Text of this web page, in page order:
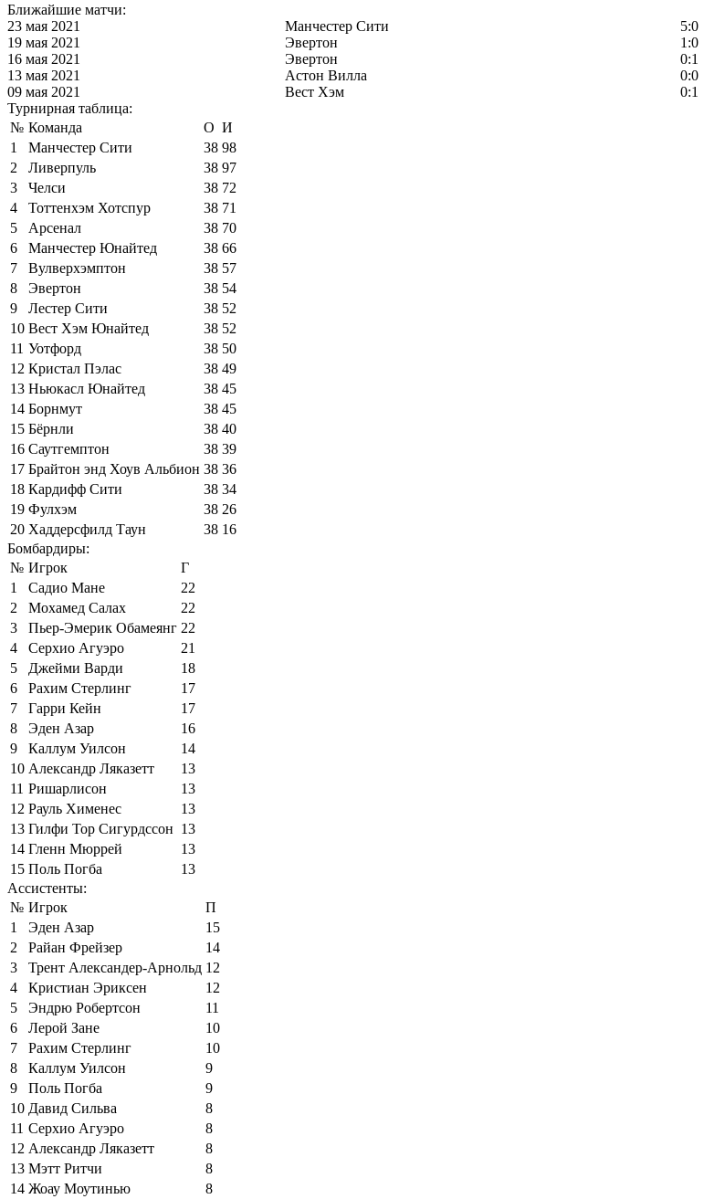
Ближайшие матчи:
23 мая 2021
Манчестер Сити 5:0
19 мая 2021
Эвертон 1:0
16 мая 2021
Эвертон 0:1
13 мая 2021
Астон Вилла 0:0
09 мая 2021
Вест Хэм 0:1
Турнирная таблица:
№ Команда О И
1
Манчестер Сити 38 98
2
Ливерпуль 38 97
3
Челси 38 72
4
Тоттенхэм Хотспур 38 71
5
Арсенал 38 70
6
Манчестер Юнайтед 38 66
7
Вулверхэмптон 38 57
8
Эвертон 38 54
9
Лестер Сити 38 52
10 Вест Хэм Юнайтед 38 52
11 Уотфорд 38 50
12 Кристал Пэлас 38 49
13 Ньюкасл Юнайтед 38 45
14 Борнмут 38 45
15 Бёрнли 38 40
16 Саутгемптон 38 39
17 Брайтон энд Хоув Альбион 38 36
18 Кардифф Сити 38 34
19 Фулхэм 38 26
20 Хаддерсфилд Таун 38 16
Бомбардиры:
№ Игрок
Г
1
Садио Мане
22
2
Мохамед Салах
22
3
Пьер-Эмерик Обамеянг 22
4
Серхио Агуэро
21
5
Джейми Варди
18
6
Рахим Стерлинг
17
7
Гарри Кейн
17
8
Эден Азар
16
9
Каллум Уилсон
14
10 Александр Ляказетт
13
11 Ришарлисон
13
12 Рауль Хименес
13
13 Гилфи Тор Сигурдссон 13
14 Гленн Мюррей
13
15 Поль Погба
13
Ассистенты:
№ Игрок
П
1
Эден Азар
15
2
Райан Фрейзер
14
3
Трент Александер-Арнольд 12
4
Кристиан Эриксен
12
5
Эндрю Робертсон
11
6
Лерой Зане
10
7
Рахим Стерлинг
10
8
Каллум Уилсон
9
9
Поль Погба
9
10 Давид Сильва
8
11 Серхио Агуэро
8
12 Александр Ляказетт
8
13 Мэтт Ритчи
8
14 Жоау Моутинью
8